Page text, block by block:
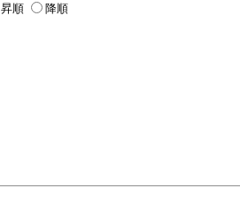
昇順 降順